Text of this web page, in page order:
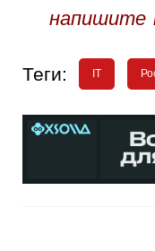
напишите
Теги: IT